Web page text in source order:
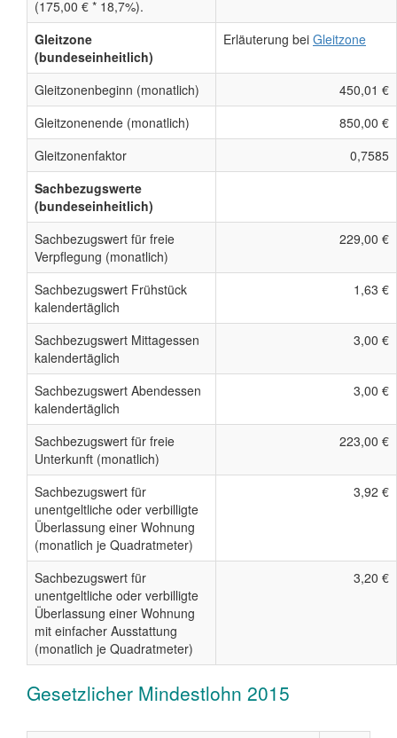
(175,00 € * 18,7%).
Gleitzone
(bundeseinheitlich)
Erläuterung bei Gleitzone
Gleitzonenbeginn (monatlich)
450,01 €
Gleitzonenende (monatlich)
850,00 €
Gleitzonenfaktor
0,7585
Sachbezugswerte
(bundeseinheitlich)
Sachbezugswert für freie
Verpflegung (monatlich)
229,00 €
Sachbezugswert Frühstück
kalendertäglich
1,63 €
Sachbezugswert Mittagessen
kalendertäglich
3,00 €
Sachbezugswert Abendessen
kalendertäglich
3,00 €
Sachbezugswert für freie
Unterkunft (monatlich)
223,00 €
Sachbezugswert für
unentgeltliche oder verbilligte
Überlassung einer Wohnung
(monatlich je Quadratmeter)
3,92 €
Sachbezugswert für
unentgeltliche oder verbilligte
Überlassung einer Wohnung
mit einfacher Ausstattung
(monatlich je Quadratmeter)
3,20 €
Gesetzlicher Mindestlohn 2015